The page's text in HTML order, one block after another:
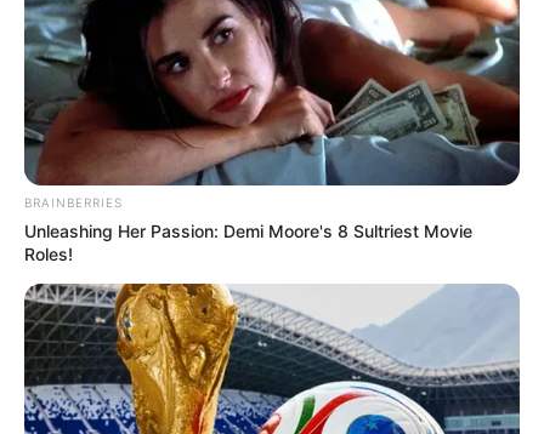
SELEBRITI
Yuk Kenali 10 Pemain Zalim,
BRAINBERRIES
Unleashing Her Passion: Demi Moore's 8 Sultriest Movie
Roles!